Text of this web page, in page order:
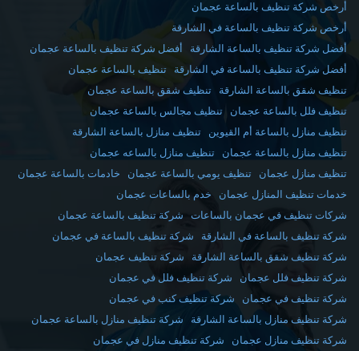
أرخص شركة تنظيف بالساعة عجمان
أرخص شركة تنظيف بالساعة في الشارقة
أفضل شركة تنظيف بالساعة الشارقة
أفضل شركة تنظيف بالساعة عجمان
أفضل شركة تنظيف بالساعة في الشارقة
تنظيف بالساعة عجمان
تنظيف شقق بالساعة الشارقة
تنظيف شقق بالساعة عجمان
تنظيف فلل بالساعة عجمان
تنظيف مجالس بالساعة عجمان
تنظيف منازل بالساعة أم القيوين
تنظيف منازل بالساعة الشارقة
تنظيف منازل بالساعة عجمان
تنظيف منازل بالساعه عجمان
تنظيف منازل عجمان
تنظيف يومي بالساعة عجمان
خادمات بالساعة عجمان
خدمات تنظيف المنازل عجمان
خدم بالساعات عجمان
شركات تنظيف في عجمان بالساعات
شركة تنظيف بالساعة عجمان
شركة تنظيف بالساعة في الشارقة
شركة تنظيف بالساعة في عجمان
شركة تنظيف شقق بالساعة الشارقة
شركة تنظيف عجمان
شركة تنظيف فلل عجمان
شركة تنظيف فلل في عجمان
شركة تنظيف في عجمان
شركة تنظيف كنب في عجمان
شركة تنظيف منازل بالساعة الشارقة
شركة تنظيف منازل بالساعة عجمان
شركة تنظيف منازل عجمان
شركة تنظيف منازل في عجمان